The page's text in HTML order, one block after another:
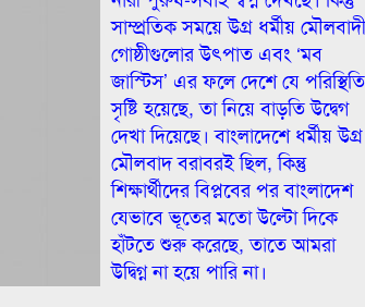
সাম্প্রতিক সময়ে উগ্র ধর্মীয় মৌলবাদী
গোষ্ঠীগুলোর উৎপাত এবং ‘মব
জাস্টিস’ এর ফলে দেশে যে পরিস্থিতি
সৃষ্টি হয়েছে, তা নিয়ে বাড়তি উদ্বেগ
দেখা দিয়েছে। বাংলাদেশে ধর্মীয় উগ্র
মৌলবাদ বরাবরই ছিল, কিন্তু
শিক্ষার্থীদের বিপ্লবের পর বাংলাদেশ
যেভাবে ভূতের মতো উল্টো দিকে
হাঁটতে শুরু করেছে, তাতে আমরা
উদ্বিগ্ন না হয়ে পারি না।